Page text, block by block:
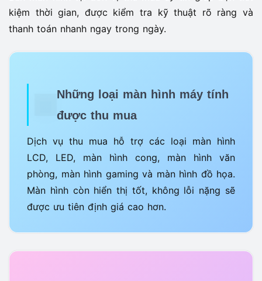
kiệm thời gian, được kiểm tra kỹ thuật rõ ràng và
thanh toán nhanh ngay trong ngày.
Những loại màn hình máy tính
được thu mua
Dịch vụ thu mua hỗ trợ các loại màn hình
LCD, LED, màn hình cong, màn hình văn
phòng, màn hình gaming và màn hình đồ họa.
Màn hình còn hiển thị tốt, không lỗi nặng sẽ
được ưu tiên định giá cao hơn.